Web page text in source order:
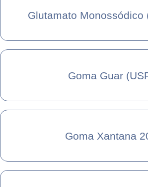
Glutamato Monossódico
Goma Guar
Goma Xantana